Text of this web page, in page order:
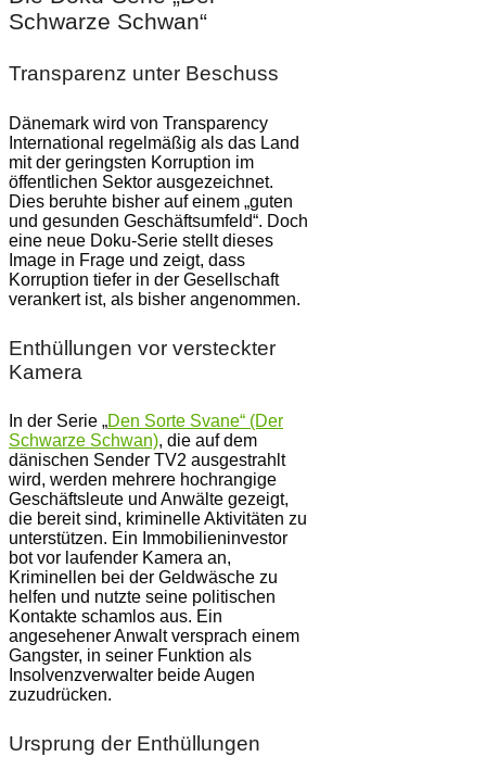
Schwarze Schwan“
Transparenz unter Beschuss
Dänemark wird von Transparency
International regelmäßig als das Land
mit der geringsten Korruption im
öffentlichen Sektor ausgezeichnet.
Dies beruhte bisher auf einem „guten
und gesunden Geschäftsumfeld“. Doch
eine neue Doku-Serie stellt dieses
Image in Frage und zeigt, dass
Korruption tiefer in der Gesellschaft
verankert ist, als bisher angenommen.
Enthüllungen vor versteckter
Kamera
In der Serie „Den Sorte Svane“ (Der
Schwarze Schwan), die auf dem
dänischen Sender TV2 ausgestrahlt
wird, werden mehrere hochrangige
Geschäftsleute und Anwälte gezeigt,
die bereit sind, kriminelle Aktivitäten zu
unterstützen. Ein Immobilieninvestor
bot vor laufender Kamera an,
Kriminellen bei der Geldwäsche zu
helfen und nutzte seine politischen
Kontakte schamlos aus. Ein
angesehener Anwalt versprach einem
Gangster, in seiner Funktion als
Insolvenzverwalter beide Augen
zuzudrücken.
Ursprung der Enthüllungen